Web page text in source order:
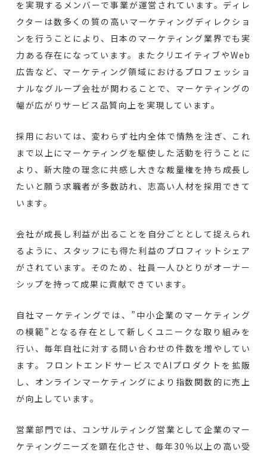
を実現するメンバーで事業が運営されています。ディレ
クターは数多くの質の高いマーケティングディレクショ
ンを行うことにより、日本のマーケティング業界でも実
力ある存在になっています。またクリエイティブやWeb
広告など、マーケティング領域におけるプロフェッショ
ナルなグループ会社が関わることで、マーケティングの
幅が広がりサービス品質向上を実現しています。
採用においては、変わらず社内全体で情熱を注ぎ、これ
まで以上にマーケティングを駆使した活動を行うことに
より、新大陸の理念に共感し大きな裁量権を持ち成長し
たいと願う求職者が多数訪れ、志高い人材を採用できて
います。
会社が成長し利益が出ることを自分ごととして捉えられ
るように、スタッフにも得た利益のプロフィットシェア
がされています。そのため、社員一人ひとりがオーナー
シップを持って成果に貢献できています。
自社マーケティングでは、”中小企業のマーケティング
の模範”となる存在として新しくユニークな取り組みを
行い、毎年自社に対する問い合わせの件数を増やしてい
ます。フロントエンドサービスでAIプロダクトを拡販
し、オンラインマーケティングにより指数関数的に売上
が向上しています。
営業部門では、コンサルティング営業として企業のマー
ケティングニーズを顕在化させ、毎年30％以上の高い受